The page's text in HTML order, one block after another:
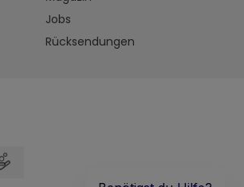
Jobs
Rücksendungen